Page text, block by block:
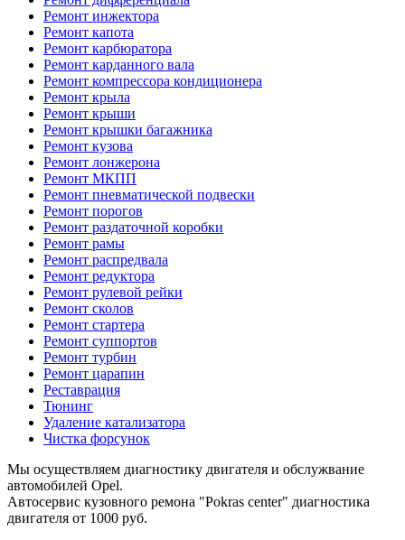
Ремонт инжектора
Ремонт капота
Ремонт карбюратора
Ремонт карданного вала
Ремонт компрессора кондиционера
Ремонт крыла
Ремонт крыши
Ремонт крышки багажника
Ремонт кузова
Ремонт лонжерона
Ремонт МКПП
Ремонт пневматической подвески
Ремонт порогов
Ремонт раздаточной коробки
Ремонт рамы
Ремонт распредвала
Ремонт редуктора
Ремонт рулевой рейки
Ремонт сколов
Ремонт стартера
Ремонт суппортов
Ремонт турбин
Ремонт царапин
Реставрация
Тюнинг
Удаление катализатора
Чистка форсунок
Мы осуществляем диагностику двигателя и обслужвание
автомобилей Opel.
Автосервис кузовного ремона "Pokras center" диагностика
двигателя от 1000 руб.